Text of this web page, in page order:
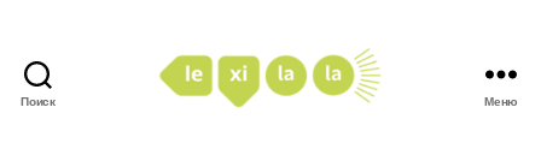
Поиск Меню